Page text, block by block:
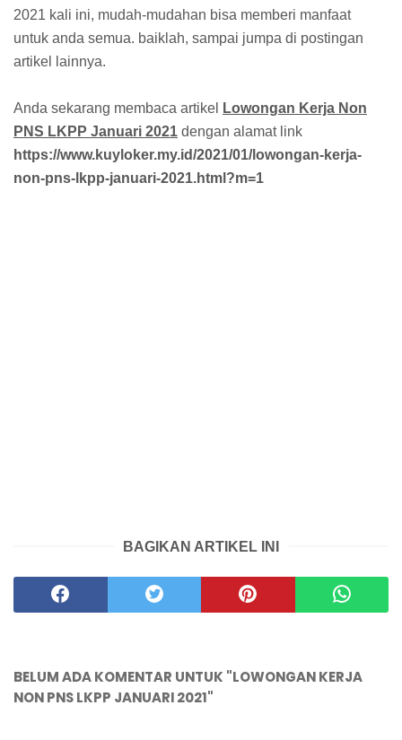
2021 kali ini, mudah-mudahan bisa memberi manfaat
untuk anda semua. baiklah, sampai jumpa di postingan
artikel lainnya.
Anda sekarang membaca artikel
Lowongan Kerja Non
PNS LKPP Januari 2021 dengan alamat link
https://www.kuyloker.my.id/2021/01/lowongan-kerja-
non-pns-lkpp-januari-2021.html?m=1
BAGIKAN ARTIKEL INI
BELUM ADA KOMENTAR UNTUK "LOWONGAN KERJA
NON PNS LKPP JANUARI 2021"